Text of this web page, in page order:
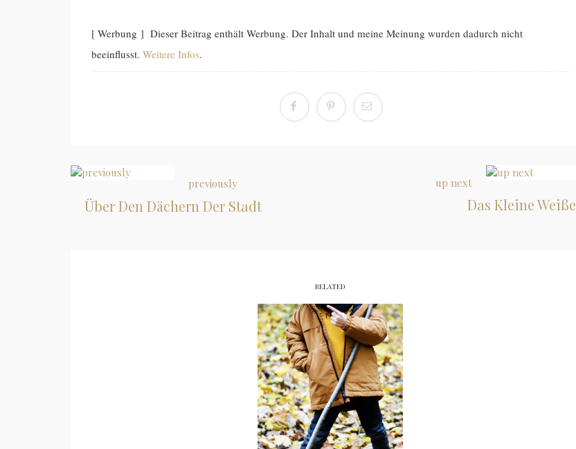
[ Werbung ] Dieser Beitrag enthält Werbung. Der Inhalt und meine Meinung wurden dadurch nicht
beeinflusst. Weitere Infos.
previously
Über Den Dächern Der Stadt
up next
Das Kleine Weiße
RELATED